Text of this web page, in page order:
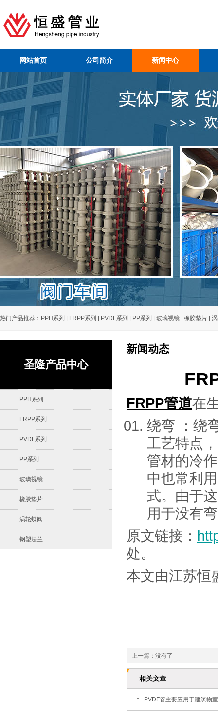
网站首页 公司简介 新闻中心
热门产品推荐： PPH系列 FRPP系列 PVDF系列 PP系列 玻璃视镜 橡胶垫片
圣隆产品中心
PPH系列
FRPP系列
PVDF系列
PP系列
玻璃视镜
橡胶垫片
涡轮蝶阀
钢塑法兰
新闻动态
FRPP管道在
绕弯 ：绕
工艺特点
管材的冷
中也常利
式。由于
用于没有
原文链接：
处。
本文由江苏
上一篇：没有了
相关文章
PVDF管主要应用于建筑物